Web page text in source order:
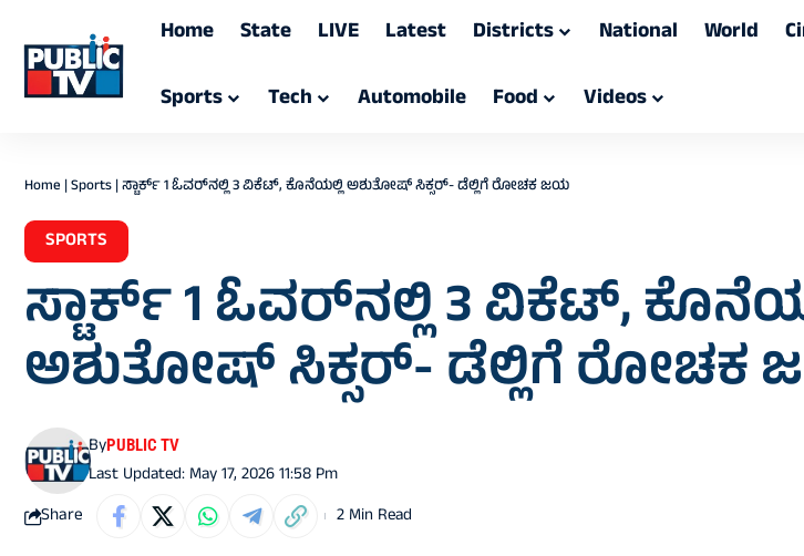
Home State LIVE Latest Districts National World
Sports
Tech Automobile Food Videos
Home |Sports|ಸ್ಟಾರ್ಕ್‌ 1 ಓವರ್‌ನಲ್ಲಿ 3 ವಿಕೆಟ್‌‌, ಕೊನೆಯಲ್ಲಿ ಅಶುತೋಷ್‌ ಸಿಕ್ಸರ್‌- ಡೆಲ್ಲಿಗೆ ರೋಚಕ ಜಯ
SPORTS
ಸ್ಟಾರ್ಕ್‌ 1 ಓವರ್‌ನಲ್ಲಿ 3 ವಿಕೆಟ್‌‌,
ಅಶುತೋಷ್‌ ಸಿಕ್ಸರ್‌- ಡೆಲ್ಲಿಗೆ ರೋಚಕ
Last Updated: May 17, 2026 11:58 Pm
ByPUBLIC TV
Share 2 Min Read